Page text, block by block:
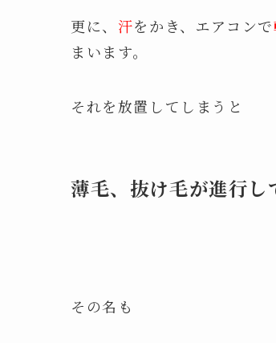
更に、 汗をかき、エアコンで
まいます。
それを放置してしまうと
薄毛、抜け毛が進行し
その名も